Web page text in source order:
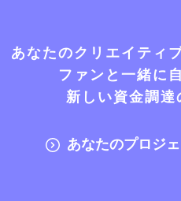
あなたのクリエイティ
ファンと一緒に
新しい資金調
あなたのプロジ